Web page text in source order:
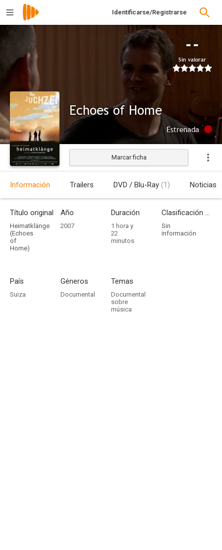
Identificarse/Registrarse
--
Sin valorar
Echoes of Home
Estrenada
Marcar ficha
Información Trailers DVD / Blu-Ray (1) Noticias
Título original
Heimatklänge
(Echoes
of
Home)
Año
2007
Duración
1 hora y
22
minutos
Clasificación por edades
Sin
información
País
Suiza
Géneros
Documental
Temas
Documental
sobre
música